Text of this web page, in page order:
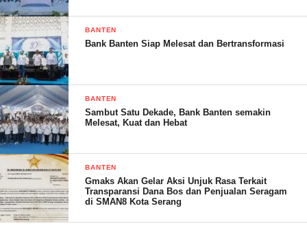
masyarakat juga pasti dirugikan.
“Secara otomatis masyarakat juga dirugikan. Hasil keringat
masyarakat untuk membayar retribusi ke daerah tapi gak
dibayarkan, ini sangat miris dan harus ditindaklanjuti oleh semua
pihak, baik APH maupun pemerintah kabupaten Lebak,”ujarnya.
Senada, Iwan Setiawan Ketua Gerakan Tranparansi Rakyat
Banten (GTR) juga mengaku akan berkoordinasi dengan
BANTEN
Bank Banten Siap Melesat dan Bertransformasi
BANTEN
Sambut Satu Dekade, Bank Banten semakin
Melesat, Kuat dan Hebat
BANTEN
Gmaks Akan Gelar Aksi Unjuk Rasa Terkait
Transparansi Dana Bos dan Penjualan Seragam
di SMAN8 Kota Serang